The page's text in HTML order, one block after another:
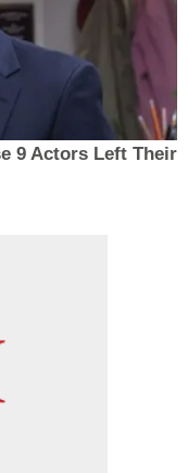
9 Actors Left Their